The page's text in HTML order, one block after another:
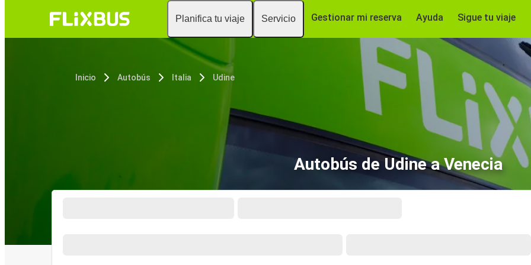
Planifica tu viaje Servicio Gestionar mi reserva Ayuda Sigue tu viaje
Inicio Autobús Italia Udine
Autobús de Udine a Venecia